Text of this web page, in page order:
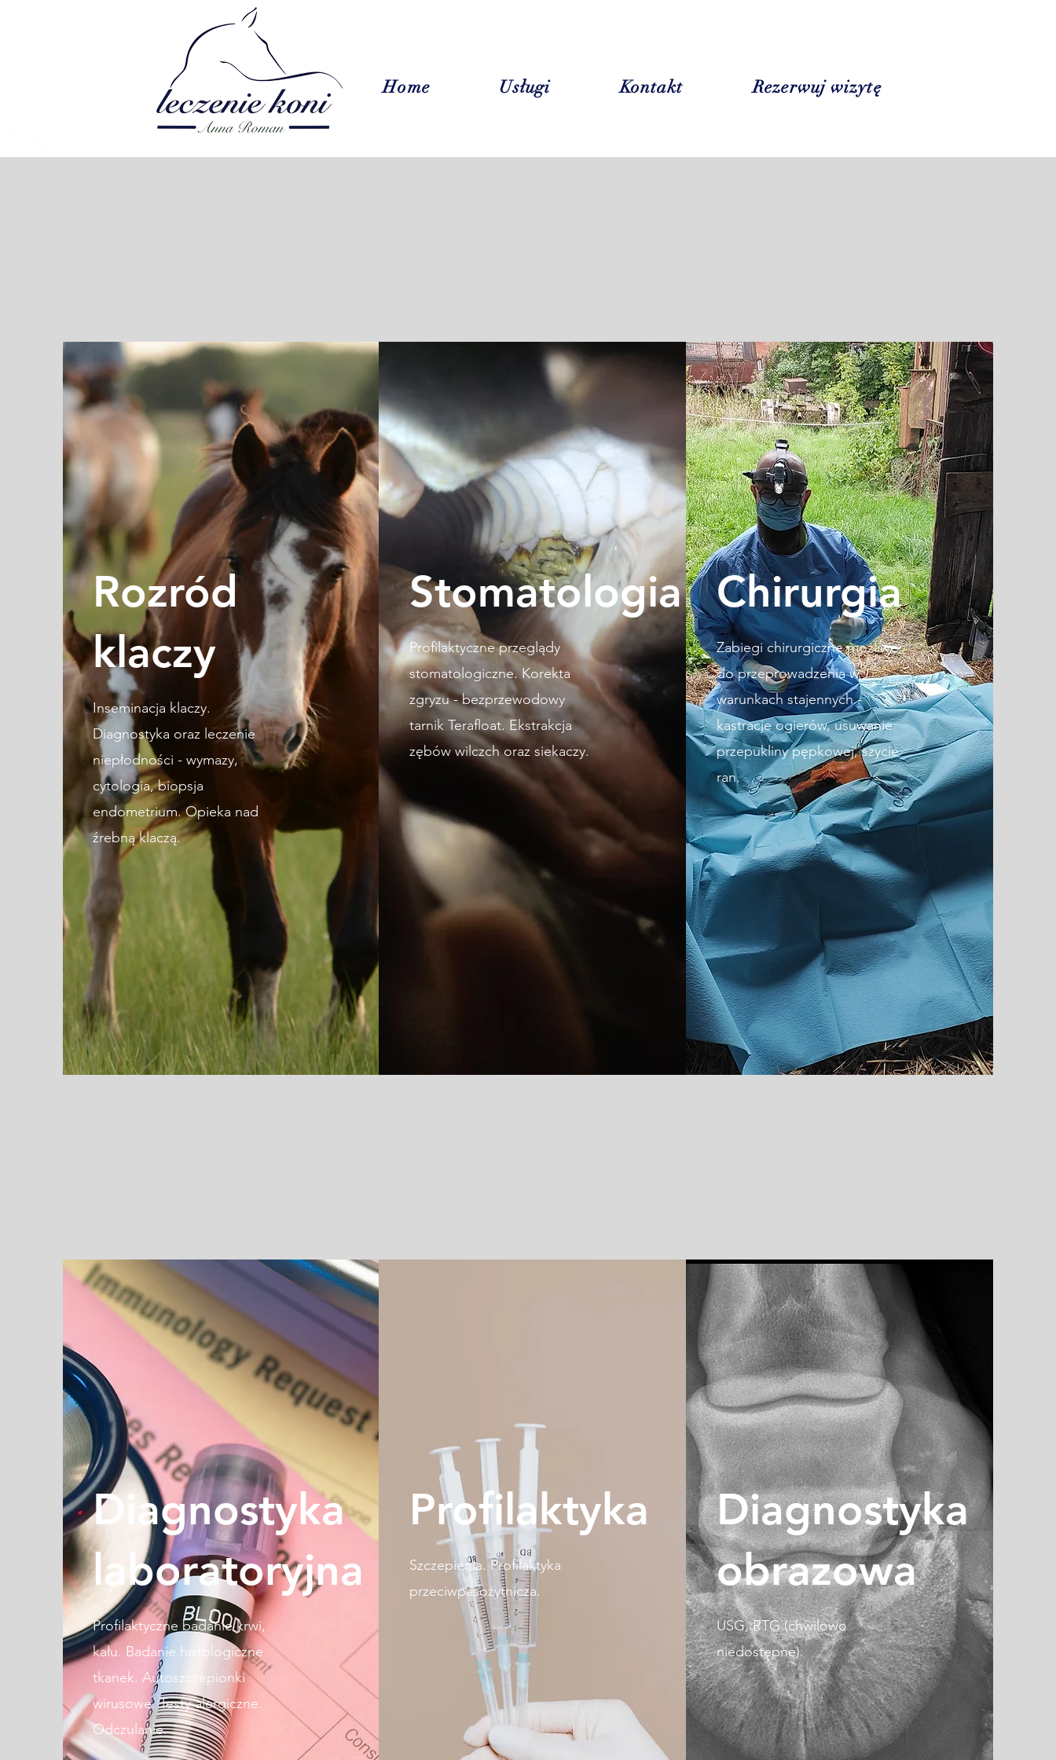
Home Usługi Kontakt Rezerwuj wizytę
Rozród
klaczy
Inseminacja klaczy.
Diagnostyka oraz leczenie
niepłodności - wymazy,
cytologia, biopsja
endometrium. Opieka nad
źrebną klaczą.
Stomatologia
Profilaktyczne przeglądy
stomatologiczne. Korekta
zgryzu - bezprzewodowy
tarnik Terafloat. Ekstrakcja
zębów wilczch oraz siekaczy.
Chirurgia
Zabiegi chirurgiczne możliwe
do przeprowadzenia w
warunkach stajennych -
kastracje ogierów, usuwanie
przepukliny pępkowej, szycie
ran.
Diagnostyka
laboratoryjna
Profilaktyczne badanie krwi,
kału. Badanie histologiczne
tkanek. Autoszczepionki
wirusowe. Testy alergiczne.
Odczulanie.
Profilaktyka
Szczepienia. Profilaktyka
przeciwpasożytnicza.
Diagnostyka
obrazowa
USG, RTG (chwilowo
niedostępne).